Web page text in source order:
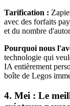
Tarification :
avec des forfaits
et du nombre
Pourquoi nous
technologie qui
IA entièrement
boîte de Legos
4. Mei : Le